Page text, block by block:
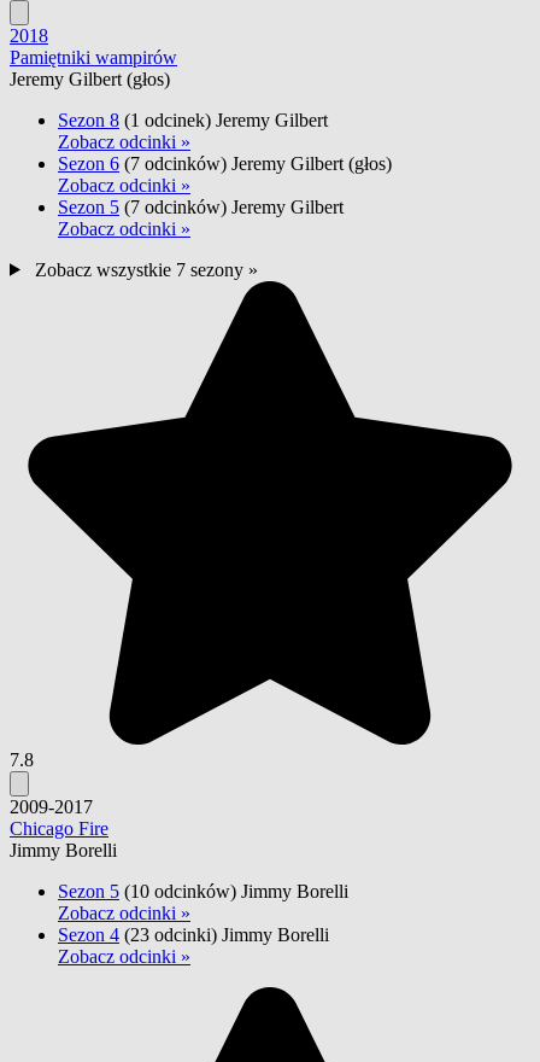
2018
Pamiętniki wampirów
Jeremy Gilbert (głos)
Sezon 8 (1 odcinek) Jeremy Gilbert
Zobacz odcinki »
Sezon 6 (7 odcinków) Jeremy Gilbert (głos)
Zobacz odcinki »
Sezon 5 (7 odcinków) Jeremy Gilbert
Zobacz odcinki »
Zobacz wszystkie 7 sezony »
7.8
2009-2017
Chicago Fire
Jimmy Borelli
Sezon 5 (10 odcinków) Jimmy Borelli
Zobacz odcinki »
Sezon 4 (23 odcinki) Jimmy Borelli
Zobacz odcinki »